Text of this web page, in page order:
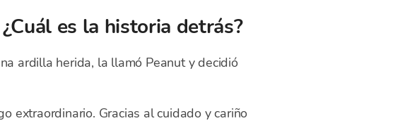
es la historia detrás?
ardilla herida, la llamó Peanut y decidió
extraordinario. Gracias al cuidado y cariño